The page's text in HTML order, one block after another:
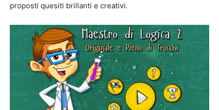
proposti quesiti brillanti e creativi.